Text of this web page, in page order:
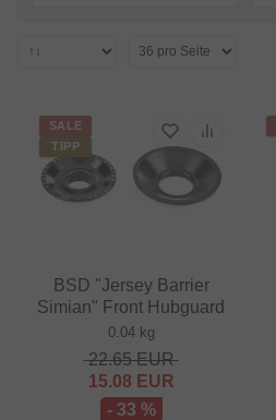
SALE
TIPP
BSD "Jersey Barrier
Simian" Front Hubguard
0.04 kg
22.65EUR
15.08 EUR
- 33 %